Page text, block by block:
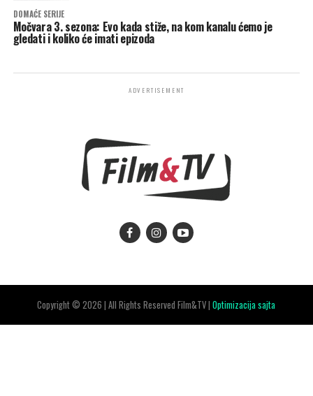
DOMAĆE SERIJE
Močvara 3. sezona: Evo kada stiže, na kom kanalu ćemo je
gledati i koliko će imati epizoda
ADVERTISEMENT
Copyright © 2026 | All Rights Reserved Film&TV |Optimizacija sajta